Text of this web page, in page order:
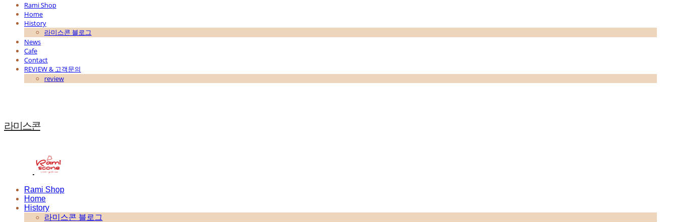
Rami Shop
Home
History
라미스콘 블로그
News
Cafe
Contact
REVIEW & 고객문의
review
라미스콘
Rami Shop
Home
History
라미스콘 블로그